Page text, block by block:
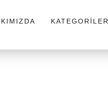
KATEGORILER